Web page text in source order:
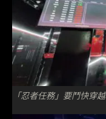
「忍者任務」要鬥快穿